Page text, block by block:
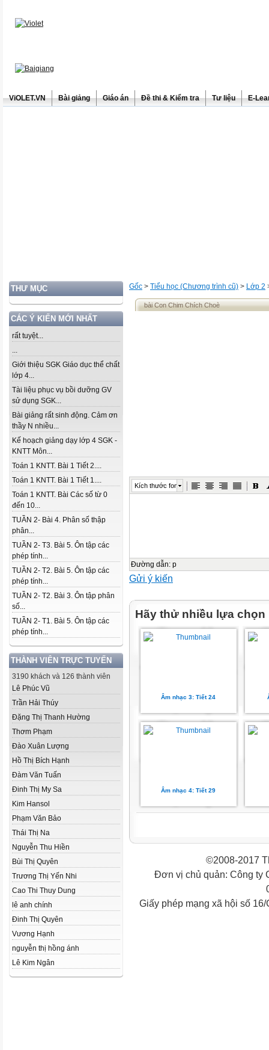
ViOLET.VN Bài giảng Giáo án Đề thi & Kiểm tra Tư liệu E-
THƯ MỤC
CÁC Ý KIẾN MỚI NHẤT
rất tuyệt...
...
Giới thiệu SGK Giáo dục thể chất
lớp 4...
Tài liệu phục vụ bồi dưỡng GV
sử dụng SGK...
Bài giảng rất sinh động. Cảm ơn
thầy N nhiều...
Kế hoạch giảng dạy lớp 4 SGK -
KNTT Môn...
Toán 1 KNTT. Bài 1 Tiết 2....
Toán 1 KNTT. Bài 1 Tiết 1....
Toán 1 KNTT. Bài Các số từ 0
đến 10...
TUẦN 2- Bài 4. Phân số thập
phân...
TUẦN 2- T3. Bài 5. Ôn tập các
phép tính...
TUẦN 2- T2. Bài 5. Ôn tập các
phép tính...
TUẦN 2- T2. Bài 3. Ôn tập phân
số...
TUẦN 2- T1. Bài 5. Ôn tập các
phép tính...
THÀNH VIÊN TRỰC TUYẾN
3190 khách và 126 thành viên
Lê Phúc Vũ
Trần Hải Thúy
Đặng Thị Thanh Hường
Thơm Phạm
Đào Xuân Lượng
Hồ Thị Bích Hạnh
Đàm Văn Tuấn
Đinh Thị My Sa
Kim Hansol
Phạm Văn Bảo
Thái Thị Na
Nguyễn Thu Hiền
Bùi Thị Quyên
Trương Thị Yến Nhi
Cao Thi Thuy Dung
lê anh chính
Đinh Thị Quyên
Vương Hạnh
nguyễn thị hồng ánh
Lê Kim Ngân
Gốc > Tiểu học (Chương trình cũ) > Lớp 2
bài Con Chim Chích Choè
Kích thước font
Đường dẫn: p
Gửi ý kiến
Hãy thử nhiều lựa chọn
Âm nhạc 3: Tiết 24
Âm nhạc 4: Tiết 29
©2008-2017
Đơn vị chủ quản: Công ty
Giấy phép mạng xã hội số